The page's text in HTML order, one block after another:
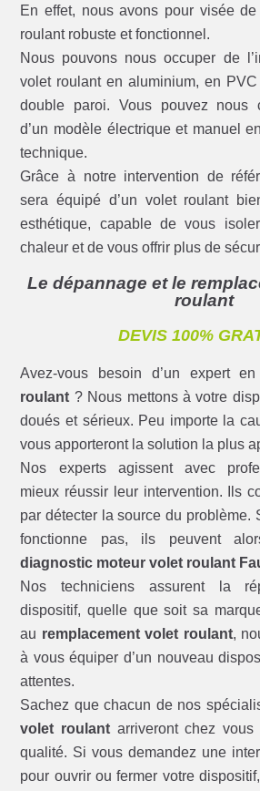
En effet, nous avons pour visée
roulant robuste et fonctionnel.
Nous pouvons nous occuper de
volet roulant en aluminium, en
double paroi. Vous pouvez nous
d’un modèle électrique et manuel
technique.
Grâce à notre intervention de
sera équipé d’un volet roulant
esthétique, capable de vous
chaleur et de vous offrir plus de
Le dépannage et le
roulant
DEVIS 100%
Avez-vous besoin d’un expert en
roulant ? Nous mettons à votre
doués et sérieux. Peu importe la
vous apporteront la solution la plus
Nos experts agissent avec
mieux réussir leur intervention. Ils
par détecter la source du problème.
fonctionne pas, ils peuvent
diagnostic moteur volet roulant
Nos techniciens assurent la
dispositif, quelle que soit sa
au remplacement volet roulant,
à vous équiper d’un nouveau
attentes.
Sachez que chacun de nos
volet roulant arriveront chez
qualité. Si vous demandez une
pour ouvrir ou fermer votre